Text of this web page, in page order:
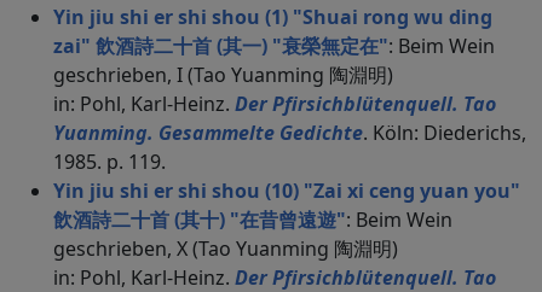
Yin jiu shi er shi shou (1) "Shuai rong wu ding
zai" 飲酒詩二十首 (其一) "衰榮無定在": Beim Wein
geschrieben, I (Tao Yuanming 陶淵明)
in: Pohl, Karl-Heinz. Der Pfirsichblütenquell. Tao
Yuanming. Gesammelte Gedichte. Köln: Diederichs,
1985. p. 119.
Yin jiu shi er shi shou (10) "Zai xi ceng yuan you"
飲酒詩二十首 (其十) "在昔曾遠遊": Beim Wein
geschrieben, X (Tao Yuanming 陶淵明)
in: Pohl, Karl-Heinz. Der Pfirsichblütenquell. Tao